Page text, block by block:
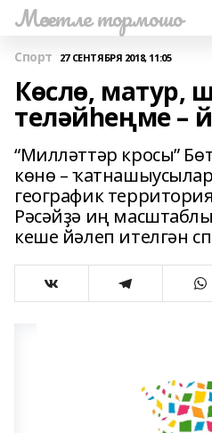
Мәсетле тормошо
Спорт 27 СЕНТЯБРЯ 2018, 11:05
Көслө, матур,
теләйһеңме –
“Милләттәр кросы”
көнө –
географик
Рәсәйҙә иң
кеше йәлеп ителгән